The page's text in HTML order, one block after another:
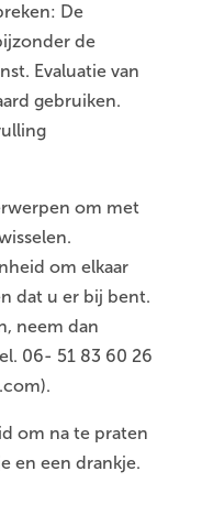
De
de
Evaluatie van
gebruiken.
om met
om elkaar
dat u er bij bent.
neem dan
06- 51 83 60 26
om na te praten
en een drankje.